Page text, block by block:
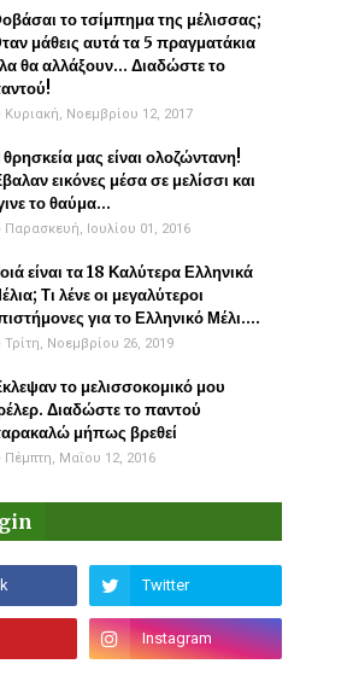
το τσίμπημα της μέλισσας;
μάθεις αυτά τα 5 πραγματάκια
θα αλλάξουν... Διαδώστε το
Κυριακή, Νοεμβρίου 12, 2017
μας είναι ολοζώντανη!
εικόνες μέσα σε μελίσσι και
το θαύμα...
Παρασκευή, Ιουλίου 01, 2016
είναι τα 18 Καλύτερα Ελληνικά
Τι λένε οι μεγαλύτεροι
για το Ελληνικό Μέλι....
Τρίτη, Νοεμβρίου 26, 2019
το μελισσοκομικό μου
Διαδώστε το παντού
μήπως βρεθεί
Πέμπτη, Μαΐου 12, 2016